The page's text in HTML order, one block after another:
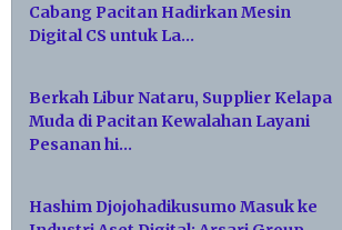
Cabang Pacitan Hadirkan Mesin
Digital CS untuk La…
Berkah Libur Nataru, Supplier Kelapa
Muda di Pacitan Kewalahan Layani
Pesanan hi…
Hashim Djojohadikusumo Masuk ke